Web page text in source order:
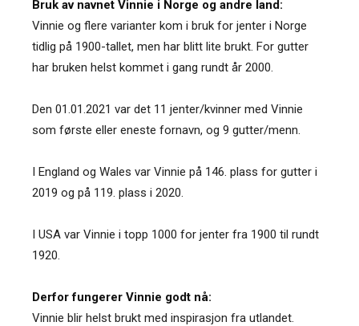
Bruk av navnet Vinnie i Norge og andre land:
Vinnie og flere varianter kom i bruk for jenter i Norge
tidlig på 1900-tallet, men har blitt lite brukt. For gutter
har bruken helst kommet i gang rundt år 2000.
Den 01.01.2021 var det 11 jenter/kvinner med Vinnie
som første eller eneste fornavn, og 9 gutter/menn.
I England og Wales var Vinnie på 146. plass for gutter i
2019 og på 119. plass i 2020.
I USA var Vinnie i topp 1000 for jenter fra 1900 til rundt
1920.
Derfor fungerer Vinnie godt nå:
Vinnie blir helst brukt med inspirasjon fra utlandet.